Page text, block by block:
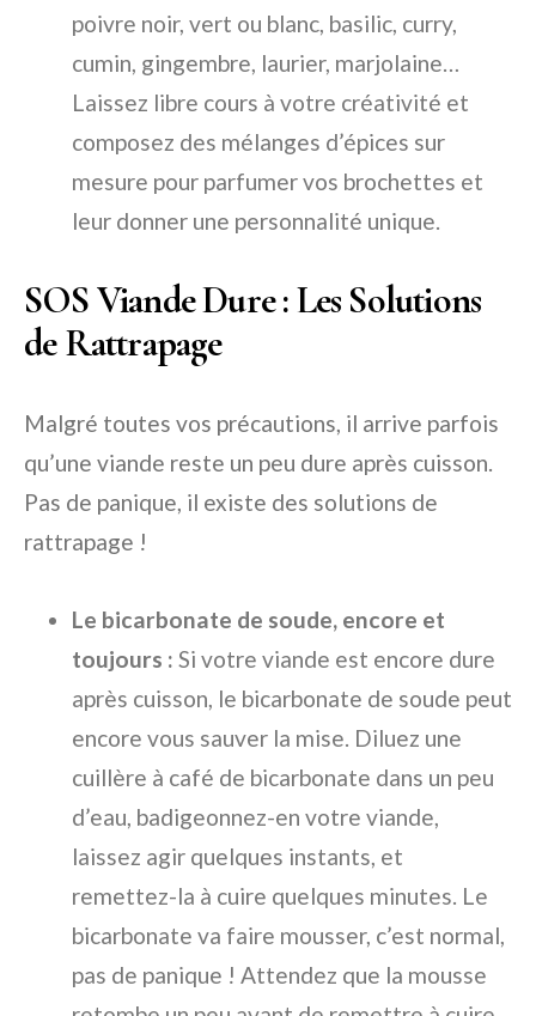
poivre noir, vert ou blanc, basilic, curry,
cumin, gingembre, laurier, marjolaine…
Laissez libre cours à votre créativité et
composez des mélanges d’épices sur
mesure pour parfumer vos brochettes et
leur donner une personnalité unique.
SOS Viande Dure : Les Solutions
de Rattrapage
Malgré toutes vos précautions, il arrive parfois
qu’une viande reste un peu dure après cuisson.
Pas de panique, il existe des solutions de
rattrapage !
Le bicarbonate de soude, encore et
toujours : Si votre viande est encore dure
après cuisson, le bicarbonate de soude peut
encore vous sauver la mise. Diluez une
cuillère à café de bicarbonate dans un peu
d’eau, badigeonnez-en votre viande,
laissez agir quelques instants, et
remettez-la à cuire quelques minutes. Le
bicarbonate va faire mousser, c’est normal,
pas de panique ! Attendez que la mousse